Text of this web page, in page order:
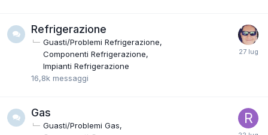
Refrigerazione
Guasti/Problemi Refrigerazione
Componenti Refrigerazione
Impianti Refrigerazione
16,8k messaggi
Gas
Guasti/Problemi Gas